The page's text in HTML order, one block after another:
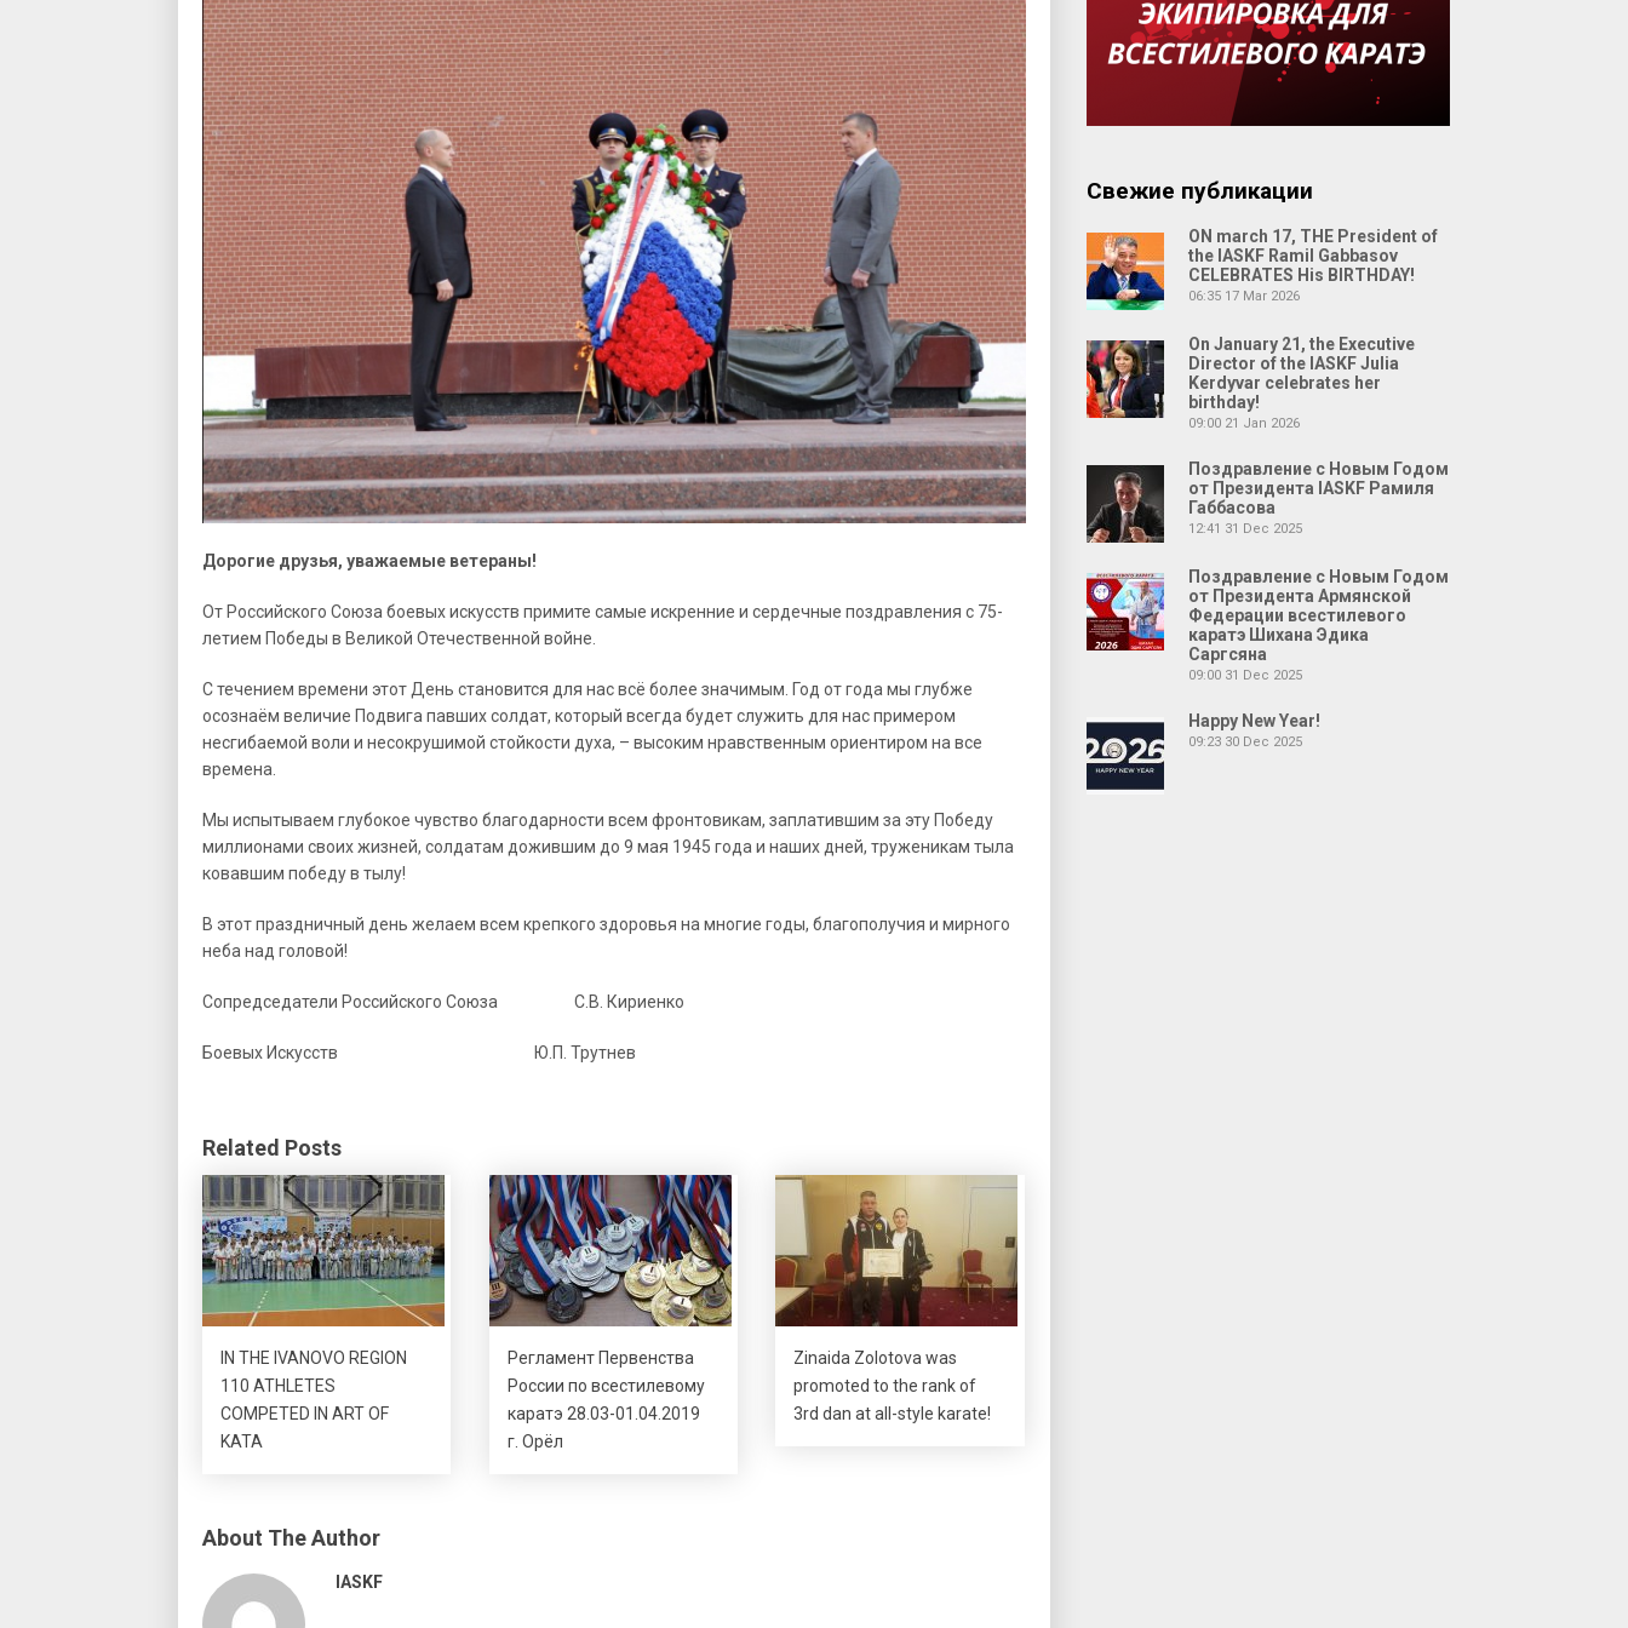
Дорогие друзья, уважаемые ветераны!
От Российского Союза боевых искусств примите самые искренние и сердечные поздравления с 75-
летием Победы в Великой Отечественной войне.
С течением времени этот День становится для нас всё более значимым. Год от года мы глубже
осознаём величие Подвига павших солдат, который всегда будет служить для нас примером
несгибаемой воли и несокрушимой стойкости духа, – высоким нравственным ориентиром на все
времена.
Мы испытываем глубокое чувство благодарности всем фронтовикам, заплатившим за эту Победу
миллионами своих жизней, солдатам дожившим до 9 мая 1945 года и наших дней, труженикам тыла
ковавшим победу в тылу!
В этот праздничный день желаем всем крепкого здоровья на многие годы, благополучия и мирного
неба над головой!
Сопредседатели Российского Союза С.В. Кириенко
Боевых Искусств Ю.П. Трутнев
Related Posts
IN THE IVANOVO REGION
110 ATHLETES
COMPETED IN ART OF
KATA
Регламент Первенства
России по всестилевому
каратэ 28.03-01.04.2019
г. Орёл
Zinaida Zolotova was
promoted to the rank of
3rd dan at all-style karate!
About The Author
IASKF
Свежие публикации
ON march 17, THE President of
the IASKF Ramil Gabbasov
CELEBRATES His BIRTHDAY!
06:35 17 Mar 2026
On January 21, the Executive
Director of the IASKF Julia
Kerdyvar celebrates her
birthday!
09:00 21 Jan 2026
Поздравление с Новым Годом
от Президента IASKF Рамиля
Габбасова
12:41 31 Dec 2025
Поздравление с Новым Годом
от Президента Армянской
Федерации всестилевого
каратэ Шихана Эдика
Саргсяна
09:00 31 Dec 2025
Happy New Year!
09:23 30 Dec 2025